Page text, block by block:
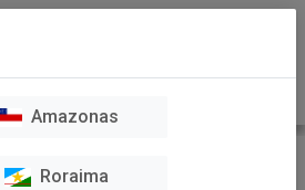
Amazonas
Roraima